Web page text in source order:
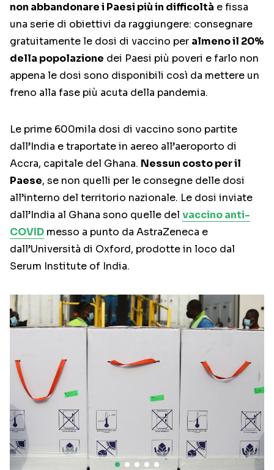
non abbandonare i Paesi più in difficoltà e fissa
una serie di obiettivi da raggiungere: consegnare
gratuitamente le dosi di vaccino per almeno il 20%
della popolazione dei Paesi più poveri e farlo non
appena le dosi sono disponibili così da mettere un
freno alla fase più acuta della pandemia.
Le prime 600mila dosi di vaccino sono partite
dall’India e traportate in aereo all’aeroporto di
Accra, capitale del Ghana. Nessun costo per il
Paese, se non quelli per le consegne delle dosi
all’interno del territorio nazionale. Le dosi inviate
dall’India al Ghana sono quelle del vaccino anti-
COVID messo a punto da AstraZeneca e
dall’Università di Oxford, prodotte in loco dal
Serum Institute of India.